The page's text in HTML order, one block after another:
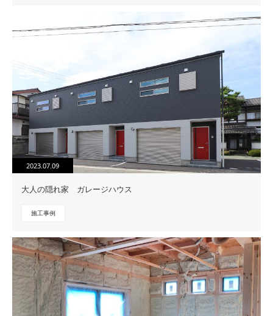
2023.07.09
大人の隠れ家 ガレージハウス
施工事例